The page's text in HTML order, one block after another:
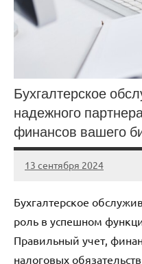
Бухгалтерское
надежного
финансов вашего
13 сентября 2024
Avtor
Нет
Бухгалтерское
роль в успешном
Правильный учет,
налоговых